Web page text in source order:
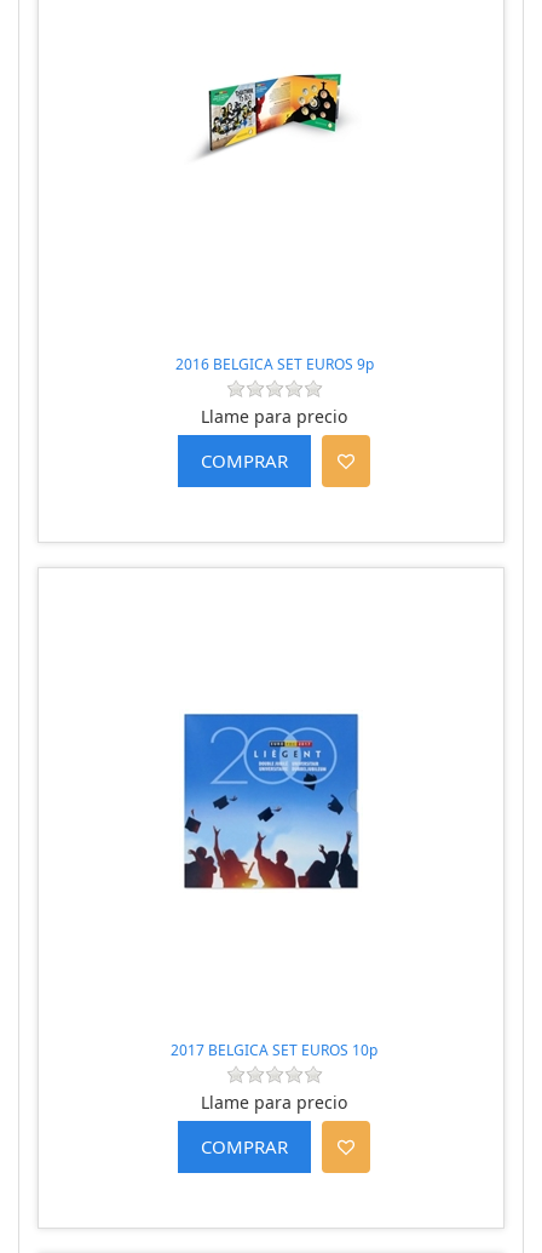
2016 BELGICA SET EUROS 9p
Llame para precio
2017 BELGICA SET EUROS 10p
Llame para precio